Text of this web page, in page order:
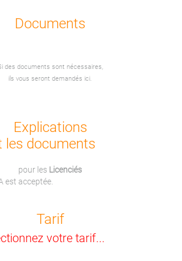
Documents
des documents sont nécessaires,
ils vous seront demandés ici.
Explications
les documents
pour les Licenciés
est acceptée.
Tarif
votre tarif...